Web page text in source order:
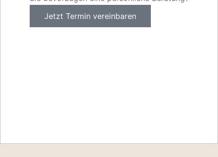
Jetzt Termin vereinbaren